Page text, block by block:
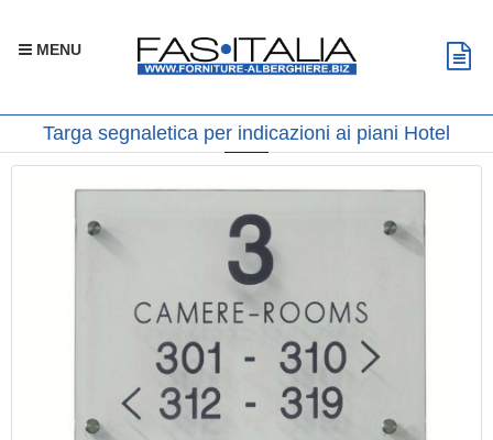
MENU
Targa segnaletica per indicazioni ai piani Hotel